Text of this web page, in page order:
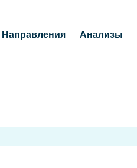
Направления Анализы